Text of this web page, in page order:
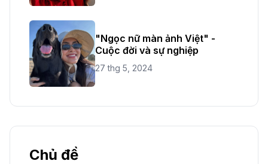
"Ngọc nữ màn ảnh Việt" -
Cuộc đời và sự nghiệp
27 thg 5, 2024
Chủ đề